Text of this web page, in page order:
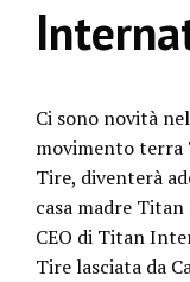
Ci sono novità
movimento terra
Tire, diventerà
casa madre
CEO di Titan
Tire lasciata da